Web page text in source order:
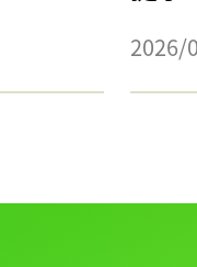
2026/